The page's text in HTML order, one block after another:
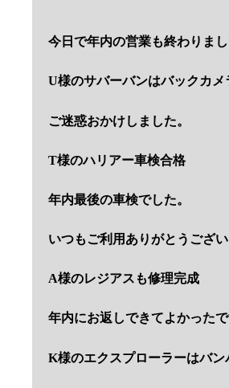
今日で年内の営業も終わりま
U様のサバーバンはバックカ
ご迷惑おかけしました。
T様のハリアー車検合格
年内最後の車検でした。
いつもご利用ありがとうござい
A様のレジアスも修理完成
年内にお返しできてよかった
K様のエクスプローラーはバン